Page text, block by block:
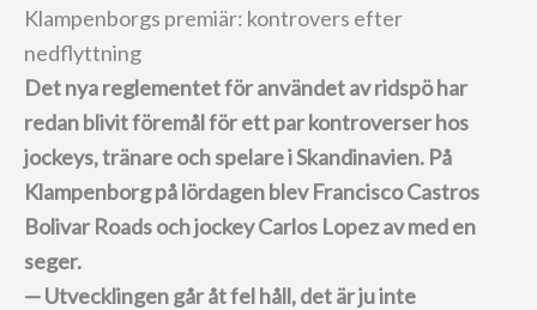
Klampenborgs premiär: kontrovers efter
nedflyttning
Det nya reglementet för användet av ridspö har
redan blivit föremål för ett par kontroverser hos
jockeys, tränare och spelare i Skandinavien. På
Klampenborg på lördagen blev Francisco Castros
Bolivar Roads och jockey Carlos Lopez av med en
seger.
— Utvecklingen går åt fel håll, det är ju inte